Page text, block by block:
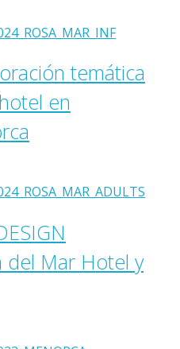
temática
en
del Mar Hotel y